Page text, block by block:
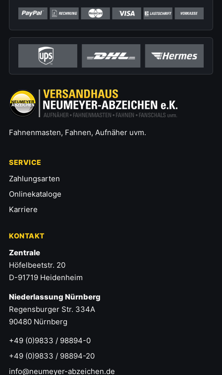
Fahnenmasten, Fahnen, Aufnäher uvm.
SERVICE
Zahlungsarten
Onlinekataloge
Karriere
KONTAKT
Zentrale
Höfelbeetstr. 20
D-91719 Heidenheim
Niederlassung Nürnberg
Regensburger Str. 334A
90480 Nürnberg
+49 (0)9833 / 98894-0
+49 (0)9833 / 98894-20
info@neumeyer-abzeichen.de